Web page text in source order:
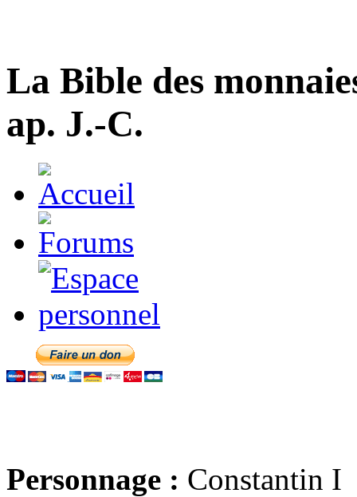
La Bible des
ap. J.-C.
Personnage : Constantin I